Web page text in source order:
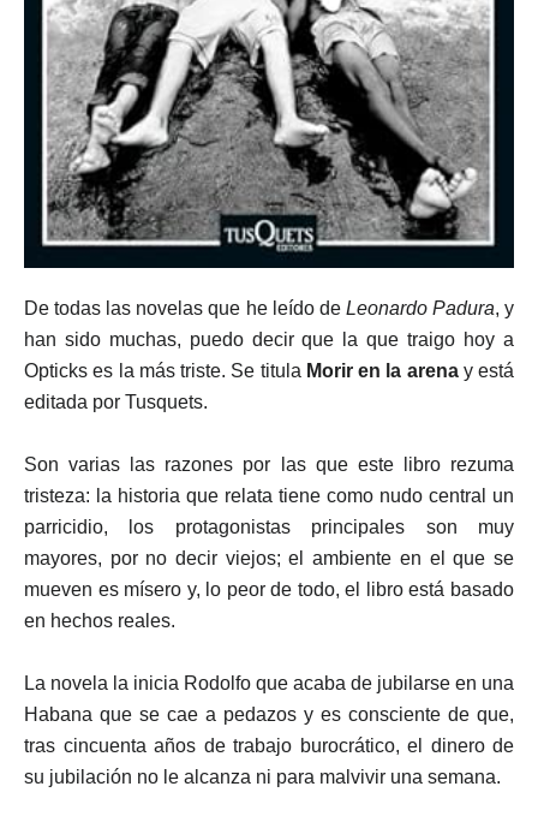
De todas las novelas que he leído de Leonardo Padura, y
han sido muchas, puedo decir que la que traigo hoy a
Opticks es la más triste. Se titula Morir en la arena y está
editada por Tusquets.
Son varias las razones por las que este libro rezuma
tristeza: la historia que relata tiene como nudo central un
parricidio, los protagonistas principales son muy
mayores, por no decir viejos; el ambiente en el que se
mueven es mísero y, lo peor de todo, el libro está basado
en hechos reales.
La novela la inicia Rodolfo que acaba de jubilarse en una
Habana que se cae a pedazos y es consciente de que,
tras cincuenta años de trabajo burocrático, el dinero de
su jubilación no le alcanza ni para malvivir una semana.